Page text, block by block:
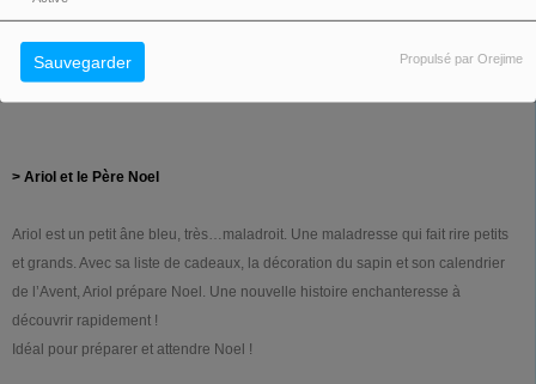
Sauvegarder Propulsé par Orejime
Disponible depuis 4 novembre.
Dès 1 an.
> Ariol et le Père Noel
Ariol est un petit âne bleu, très…maladroit. Une maladresse qui fait rire petits
et grands. Avec sa liste de cadeaux, la décoration du sapin et son calendrier
de l’Avent, Ariol prépare Noel. Une nouvelle histoire enchanteresse à
découvrir rapidement !
Idéal pour préparer et attendre Noel !